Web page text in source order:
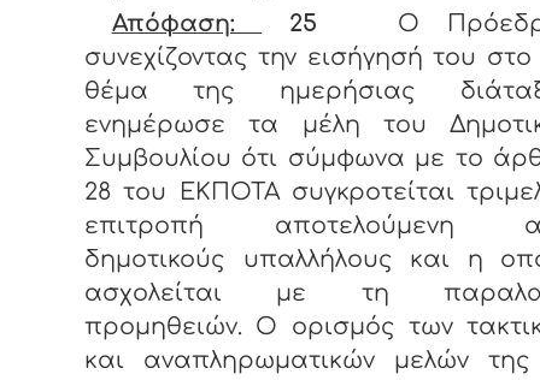
Απόφαση:
25 Ο
συνεχίζοντας την εισήγησή του στο
θέμα της ημερήσιας
ενημέρωσε τα μέλη του
Συμβουλίου ότι σύμφωνα με το
28 του ΕΚΠΟΤΑ συγκροτείται
επιτροπή αποτελούμενη
δημοτικούς υπαλλήλους και η
ασχολείται με τη
προμηθειών. Ο ορισμός των
και αναπληρωματικών μελών